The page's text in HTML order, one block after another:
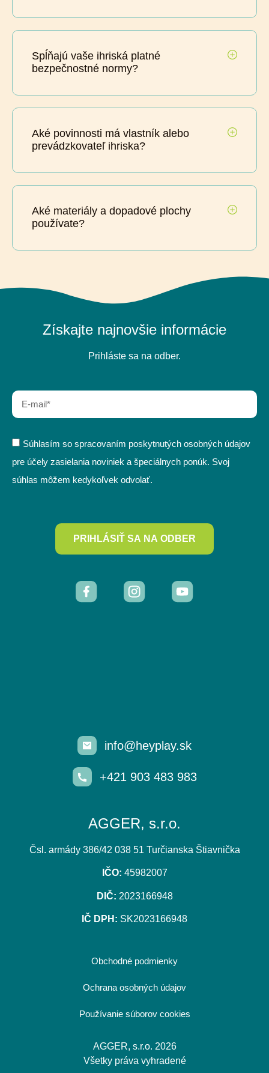
Spĺňajú vaše ihriská platné
bezpečnostné normy?
Aké povinnosti má vlastník alebo
prevádzkovateľ ihriska?
Aké materiály a dopadové plochy
používate?
info@heyplay.sk
+421 903 483 983
AGGER, s.r.o.
Čsl. armády 386/42 038 51 Turčianska Štiavnička
IČO: 45982007
DIČ: 2023166948
IČ DPH: SK2023166948
Získajte najnovšie informácie
Prihláste sa na odber.
Súhlasím so spracovaním poskytnutých osobných údajov
pre účely zasielania noviniek a špeciálnych ponúk. Svoj
súhlas môžem kedykoľvek odvolať.
PRIHLÁSIŤ SA NA ODBER
Obchodné podmienky
Ochrana osobných údajov
Používanie súborov cookies
AGGER, s.r.o. 2026
Všetky práva vyhradené